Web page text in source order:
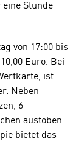
Stunde
von 17:00 bis
Euro. Bei
ist
Neben
6
austoben.
bietet das